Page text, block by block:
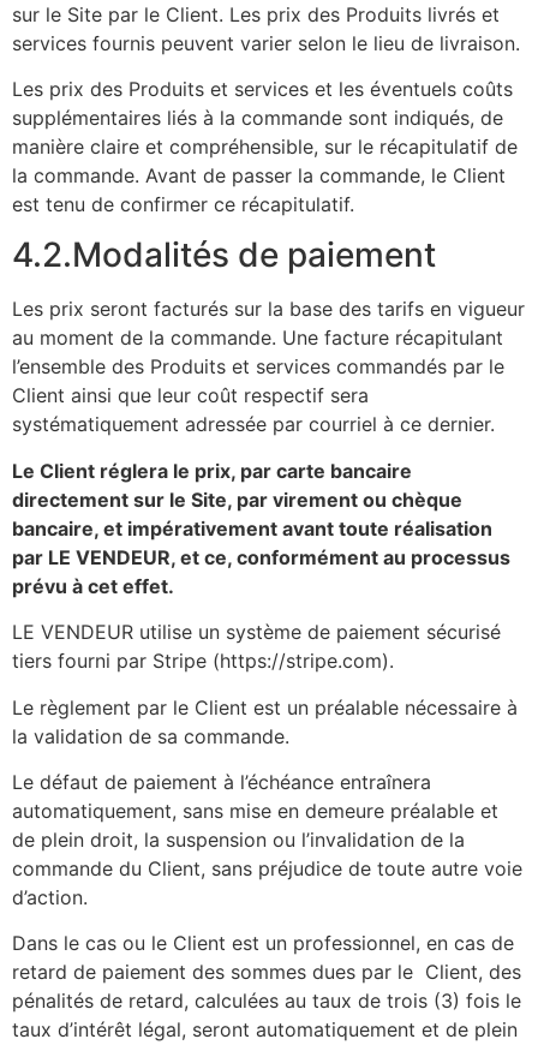
sur le Site par le Client. Les prix des Produits livrés et
services fournis peuvent varier selon le lieu de livraison.
Les prix des Produits et services et les éventuels coûts
supplémentaires liés à la commande sont indiqués, de
manière claire et compréhensible, sur le récapitulatif de
la commande. Avant de passer la commande, le Client
est tenu de confirmer ce récapitulatif.
4.2.Modalités de paiement
Les prix seront facturés sur la base des tarifs en vigueur
au moment de la commande. Une facture récapitulant
l’ensemble des Produits et services commandés par le
Client ainsi que leur coût respectif sera
systématiquement adressée par courriel à ce dernier.
Le Client réglera le prix, par carte bancaire
directement sur le Site, par virement ou chèque
bancaire, et impérativement avant toute réalisation
par LE VENDEUR, et ce, conformément au processus
prévu à cet effet.
LE VENDEUR utilise un système de paiement sécurisé
tiers fourni par Stripe (https://stripe.com).
Le règlement par le Client est un préalable nécessaire à
la validation de sa commande.
Le défaut de paiement à l’échéance entraînera
automatiquement, sans mise en demeure préalable et
de plein droit, la suspension ou l’invalidation de la
commande du Client, sans préjudice de toute autre voie
d’action.
Dans le cas ou le Client est un professionnel, en cas de
retard de paiement des sommes dues par le Client, des
pénalités de retard, calculées au taux de trois (3) fois le
taux d’intérêt légal, seront automatiquement et de plein